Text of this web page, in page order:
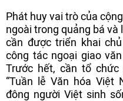
Phát huy vai trò của
ngoài trong quảng bá
cần được triển khai
công tác ngoại giao
Trước hết, cần tổ
“Tuần lễ Văn hóa Việt
đông người Việt sinh